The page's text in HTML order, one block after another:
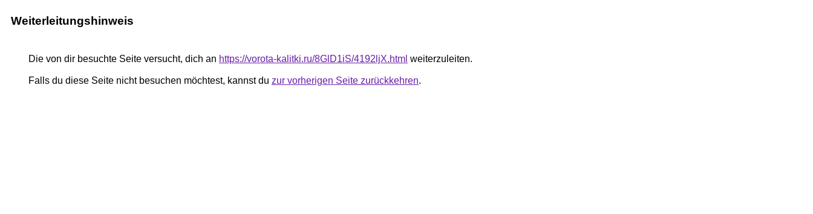
Weiterleitungshinweis
Die von dir besuchte Seite versucht, dich an https://vorota-kalitki.ru/8GlD1iS/4192ljX.html weiterzuleiten.
Falls du diese Seite nicht besuchen möchtest, kannst du zur vorherigen Seite zurückkehren.